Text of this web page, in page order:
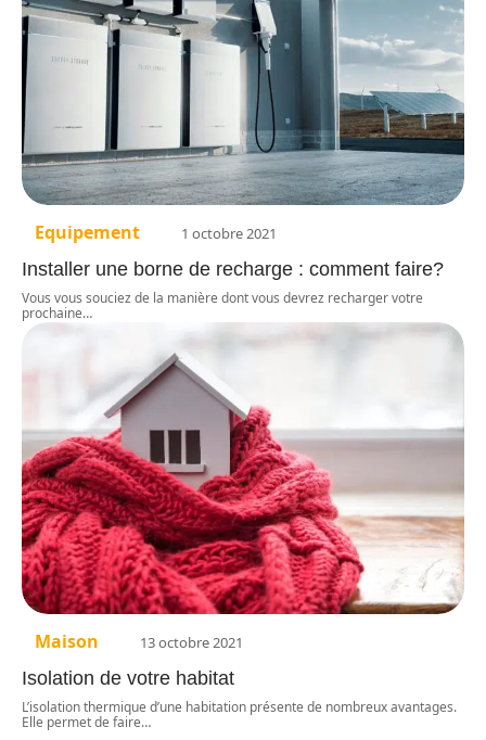
Equipement 1 octobre 2021
Installer une borne de recharge : comment faire?
Vous vous souciez de la manière dont vous devrez recharger votre
prochaine…
Maison 13 octobre 2021
Isolation de votre habitat
L’isolation thermique d’une habitation présente de nombreux avantages.
Elle permet de faire…